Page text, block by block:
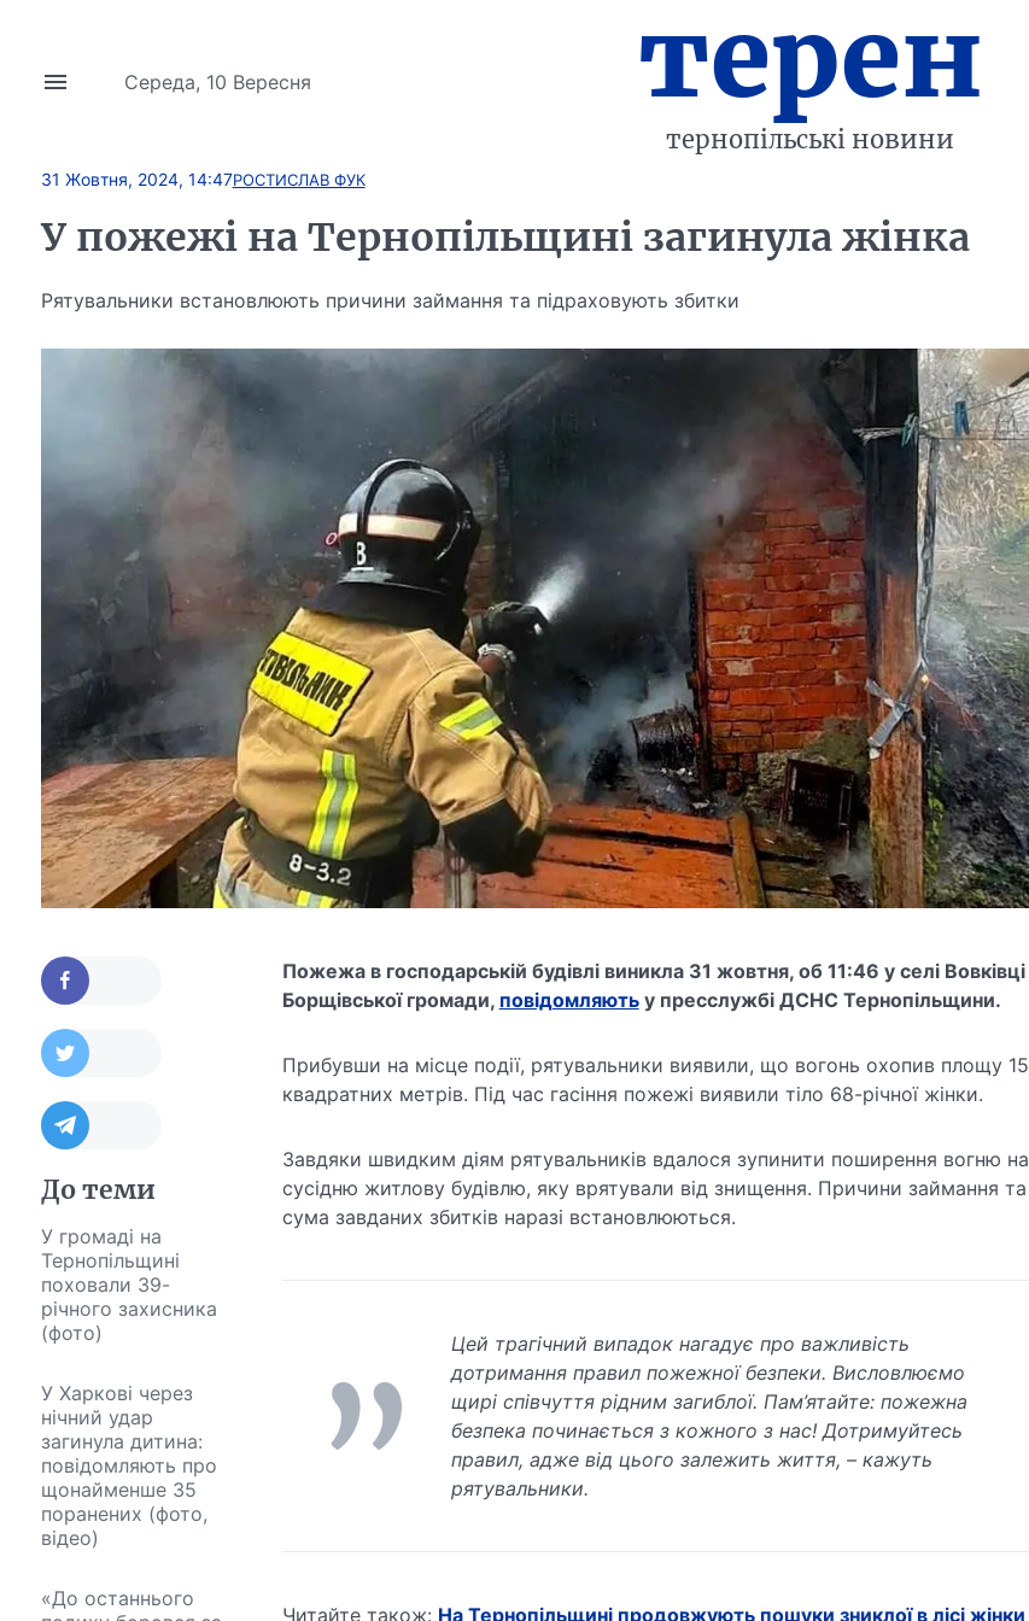
Середа, 10 Вересня терен
тернопільські новини
31 Жовтня, 2024, 14:47РОСТИСЛАВ ФУК
У пожежі на Тернопільщині загинула жінка
Рятувальники встановлюють причини займання та підраховують збитки
До теми
У громаді на
Тернопільщині
поховали 39-
річного захисника
(фото)
У Харкові через
нічний удар
загинула дитина:
повідомляють про
щонайменше 35
поранених (фото,
відео)
«До останнього
Пожежа в господарській будівлі виникла 31 жовтня, об 11:46 у селі Вовківці
Борщівської громади, повідомляютьу пресслужбі ДСНС Тернопільщини.
Прибувши на місце події, рятувальники виявили, що вогонь охопив площу 15
квадратних метрів. Під час гасіння пожежі виявили тіло 68-річної жінки.
Завдяки швидким діям рятувальників вдалося зупинити поширення вогню на
сусідню житлову будівлю, яку врятували від знищення. Причини займання та
сума завданих збитків наразі встановлюються.
Цей трагічний випадок нагадує про важливість
дотримання правил пожежної безпеки. Висловлюємо
щирі співчуття рідним загиблої. Пам’ятайте: пожежна
безпека починається з кожного з нас! Дотримуйтесь
правил, адже від цього залежить життя, – кажуть
рятувальники.
Читайте також: На Тернопільщині продовжують пошуки зниклої в лісі жінки